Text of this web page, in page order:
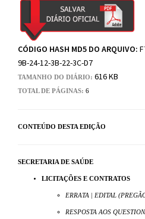
CÓDIGO HASH MD5 DO ARQUIVO:
9B-24-12-3B-22-3C-D7
TAMANHO DO DIÁRIO: 616 KB
TOTAL DE PÁGINAS: 6
CONTEÚDO DESTA EDIÇÃO
SECRETARIA DE SAÚDE
LICITAÇÕES E CONTRATOS
ERRATA | EDITAL
RESPOSTA AOS